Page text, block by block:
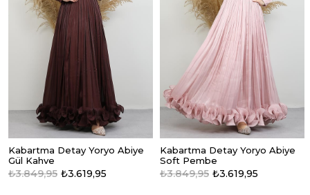
Kabartma Detay Yoryo Abiye
Gül Kahve
₺3.619,95
₺3.849,95
Kabartma Detay Yoryo Abiye
Soft Pembe
₺3.619,95
₺3.849,95